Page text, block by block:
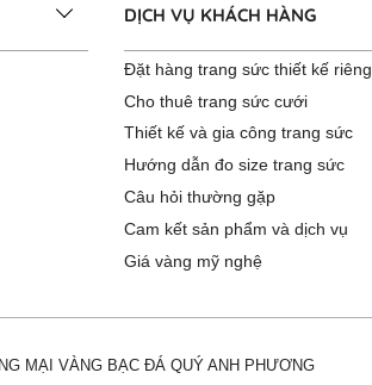
DỊCH VỤ KHÁCH HÀNG
Đặt hàng trang sức thiết kế riêng
Cho thuê trang sức cưới
Thiết kế và gia công trang sức
Hướng dẫn đo size trang sức
Câu hỏi thường gặp
Cam kết sản phẩm và dịch vụ
Giá vàng mỹ nghệ
MẠI VÀNG BẠC ĐÁ QUÝ ANH PHƯƠNG